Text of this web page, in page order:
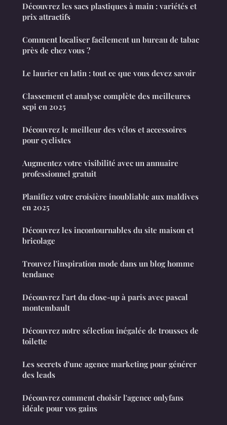
Découvrez les sacs plastiques à main : variétés et
prix attractifs
Comment localiser facilement un bureau de tabac
près de chez vous ?
Le laurier en latin : tout ce que vous devez savoir
Classement et analyse complète des meilleures
scpi en 2025
Découvrez le meilleur des vélos et accessoires
pour cyclistes
Augmentez votre visibilité avec un annuaire
professionnel gratuit
Planifiez votre croisière inoubliable aux maldives
en 2025
Découvrez les incontournables du site maison et
bricolage
Trouvez l'inspiration mode dans un blog homme
tendance
Découvrez l'art du close-up à paris avec pascal
montembault
Découvrez notre sélection inégalée de trousses de
toilette
Les secrets d'une agence marketing pour générer
des leads
Découvrez comment choisir l'agence onlyfans
idéale pour vos gains